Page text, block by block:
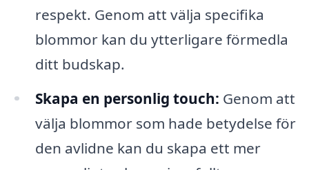
respekt. Genom att välja specifika
blommor kan du ytterligare förmedla
ditt budskap.
Skapa en personlig touch: Genom att
välja blommor som hade betydelse för
den avlidne kan du skapa ett mer